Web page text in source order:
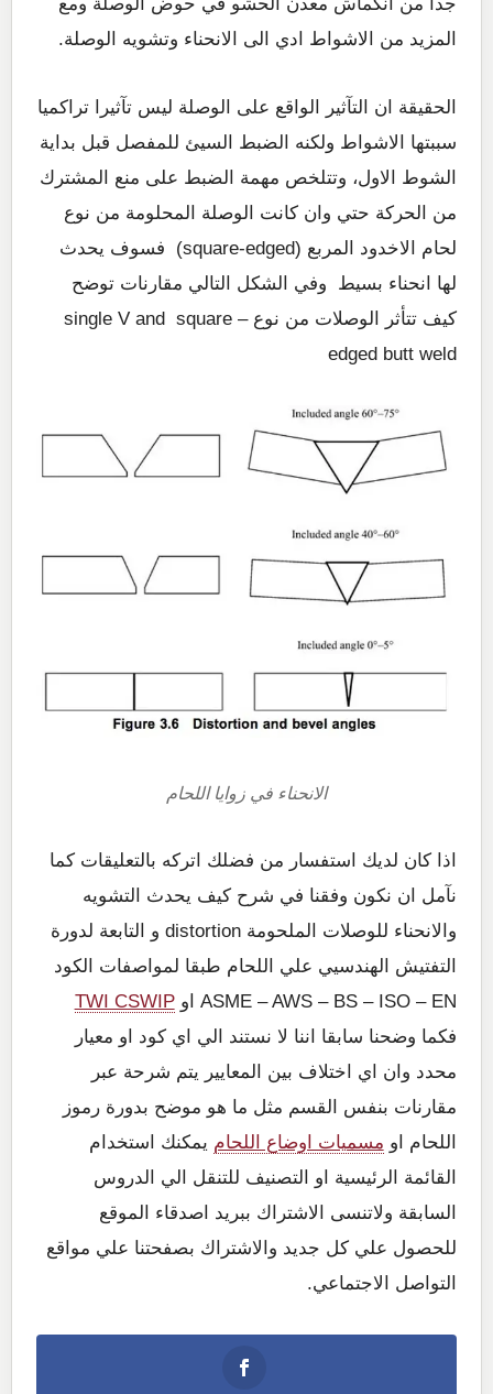
المزيد من الاشواط ادي الى الانحناء وتشويه الوصلة.
الحقيقة ان التآثير الواقع على الوصلة ليس تآثيرا تراكميا
سببتها الاشواط ولكنه الضبط السيئ للمفصل قبل بداية
الشوط الاول، وتتلخص مهمة الضبط على منع المشترك
من الحركة حتي وان كانت الوصلة المحلومة من نوع
لحام الاخدود المربع (square-edged) فسوف يحدث
لها انحناء بسيط وفي الشكل التالي مقارنات توضح
كيف تتأثر الوصلات من نوع single V and square –
edged butt weld
الانحناء في زوايا اللحام
اذا كان لديك استفسار من فضلك اتركه بالتعليقات كما
نآمل ان نكون وفقنا في شرح كيف يحدث التشويه
والانحناء للوصلات الملحومة distortion و التابعة لدورة
التفتيش الهندسيي علي اللحام طبقا لمواصفات الكود
ASME – AWS – BS – ISO – EN او
TWI CSWIP
فكما وضحنا سابقا اننا لا نستند الي اي كود او معيار
محدد وان اي اختلاف بين المعايير يتم شرحة عبر
مقارنات بنفس القسم مثل ما هو موضح بدورة رموز
اللحام او مسميات اوضاع اللحام يمكنك استخدام
القائمة الرئيسية او التصنيف للتنقل الي الدروس
السابقة ولاتنسى الاشتراك ببريد اصدقاء الموقع
للحصول علي كل جديد والاشتراك بصفحتنا علي مواقع
التواصل الاجتماعي.